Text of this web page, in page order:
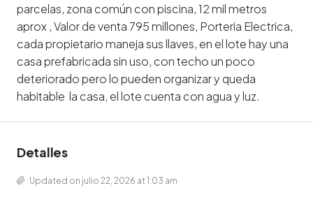
parcelas, zona común con piscina, 12 mil metros
aprox , Valor de venta 795 millones, Porteria Electrica,
cada propietario maneja sus llaves, en el lote hay una
casa prefabricada sin uso, con techo un poco
deteriorado pero lo pueden organizar y queda
habitable la casa, el lote cuenta con agua y luz.
Detalles
Updated on julio 22, 2026 at 1:03 am